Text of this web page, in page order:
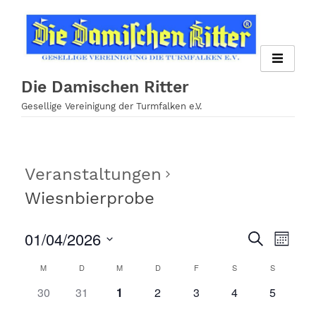
Inhalt
springen
Die Damischen Ritter
Gesellige Vereinigung der Turmfalken e.V.
Veranstaltungen
Wiesnbierprobe
Suche
und
Suche
Monat
01/04/2026
wählen.
Kalender
von
M D M D F S S
0
30
0
31
0
1
0
2
0
3
0
4
0
5